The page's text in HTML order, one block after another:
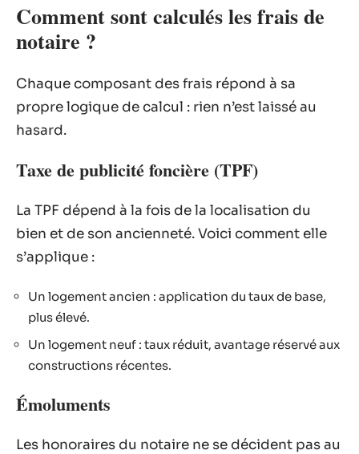
Comment sont calculés les frais de
notaire ?
Chaque composant des frais répond à sa
propre logique de calcul : rien n’est laissé au
hasard.
Taxe de publicité foncière (TPF)
La TPF dépend à la fois de la localisation du
bien et de son ancienneté. Voici comment elle
s’applique :
Un logement ancien : application du taux de base,
plus élevé.
Un logement neuf : taux réduit, avantage réservé aux
constructions récentes.
Émoluments
Les honoraires du notaire ne se décident pas au